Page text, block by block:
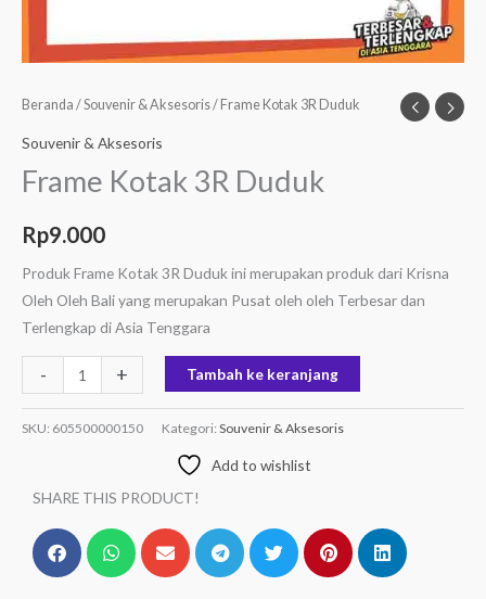
Beranda /Souvenir & Aksesoris/ Frame Kotak 3R Duduk
Souvenir & Aksesoris
Frame Kotak 3R Duduk
Rp9.000
Produk Frame Kotak 3R Duduk ini merupakan produk dari Krisna
Oleh Oleh Bali yang merupakan Pusat oleh oleh Terbesar dan
Terlengkap di Asia Tenggara
- + Tambah ke keranjang
SKU: 605500000150 Kategori: Souvenir & Aksesoris
Add to wishlist
SHARE THIS PRODUCT!